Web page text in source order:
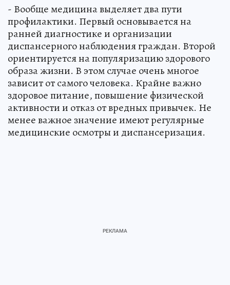
- Вообще медицина выделяет два пути
профилактики. Первый основывается на
ранней диагностике и организации
диспансерного наблюдения граждан. Второй
ориентируется на популяризацию здорового
образа жизни. В этом случае очень многое
зависит от самого человека. Крайне важно
здоровое питание, повышение физической
активности и отказ от вредных привычек. Не
менее важное значение имеют регулярные
медицинские осмотры и диспансеризация.